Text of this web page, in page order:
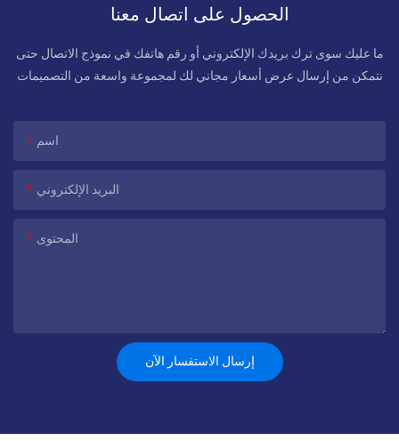
الحصول على اتصال معنا
ما عليك سوى ترك بريدك الإلكتروني أو رقم هاتفك في نموذج الاتصال حتى
نتمكن من إرسال عرض أسعار مجاني لك لمجموعة واسعة من التصميمات
اسم
البريد الإلكتروني
المحتوى
إرسال الاستفسار الآن